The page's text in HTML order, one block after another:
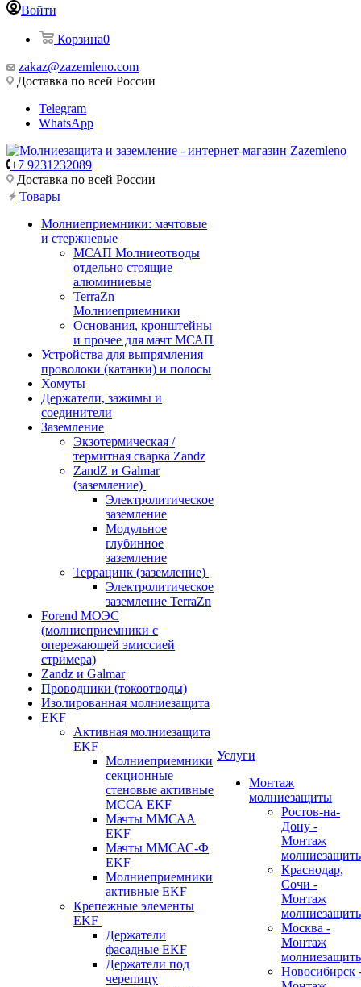
Войти
Корзина0
zakaz@zazemleno.com
Доставка по всей России
Telegram
WhatsApp
+7 9231232089
Доставка по всей России
Товары
Молниеприемники: мачтовые
и стержневые
МСАП Молниеотводы
отдельно стоящие
алюминиевые
TerraZn
Молниеприемники
Основания, кронштейны
и прочее для мачт МСАП
Устройства для выпрямления
проволоки (катанки) и полосы
Хомуты
Держатели, зажимы и
соединители
Заземление
Экзотермическая /
термитная сварка Zandz
ZandZ и Galmar
(заземление)
Электролитическое
заземление
Модульное
глубинное
заземление
Террацинк (заземление)
Электролитическое
заземление TerraZn
Forend МОЭС
(молниеприемники с
опережающей эмиссией
стримера)
Zandz и Galmar
Проводники (токоотводы)
Изолированная молниезащита
EKF
Активная молниезащита
EKF
Молниеприемники
секционные
стеновые активные
МССА EKF
Мачты ММСАА
EKF
Мачты ММСАС-Ф
EKF
Молниеприемники
активные EKF
Крепежные элементы
EKF
Держатели
фасадные EKF
Держатели под
черепицу
Услуги
Монтаж
молниезащиты
Ростов-на-
Дону -
Монтаж
Краснодар,
Сочи -
Монтаж
Москва -
Монтаж
Новосибирск